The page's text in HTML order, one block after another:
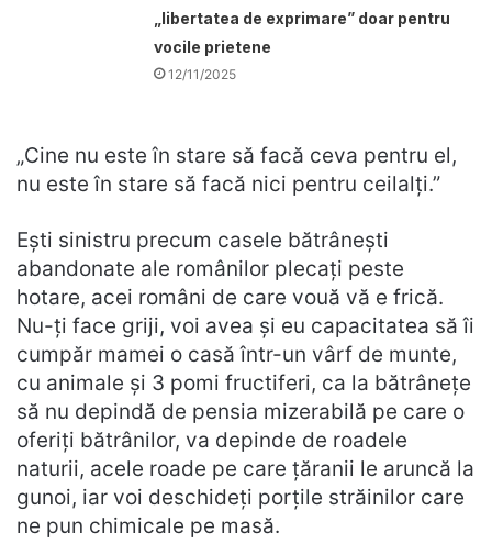
„libertatea de exprimare” doar pentru
vocile prietene
12/11/2025
„Cine nu este în stare să facă ceva pentru el,
nu este în stare să facă nici pentru ceilalți.”
Ești sinistru precum casele bătrânești
abandonate ale românilor plecați peste
hotare, acei români de care vouă vă e frică.
Nu-ți face griji, voi avea și eu capacitatea să îi
cumpăr mamei o casă într-un vârf de munte,
cu animale și 3 pomi fructiferi, ca la bătrânețe
să nu depindă de pensia mizerabilă pe care o
oferiți bătrânilor, va depinde de roadele
naturii, acele roade pe care țăranii le aruncă la
gunoi, iar voi deschideți porțile străinilor care
ne pun chimicale pe masă.